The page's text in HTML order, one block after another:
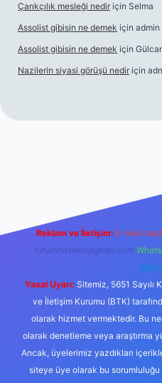
Çarıkçılık mesleği nedir için Selma
Assolist gibisin ne demek için admin
Assolist gibisin ne demek için
Nazilerin siyasi görüşü nedir için
Reklam ve İletişim: E-mail:
forumhizmeti@gmail.com
Yasal Uyarı: Sitemiz, 5651 Sayılı
ve İletişim Kurumu (BTK)
olarak hizmet vermektedir. Bu
olarak denetleme veya araştırma
Ancak, üyelerimiz yazdıkları
siteye üye olarak bu sorumluluğu